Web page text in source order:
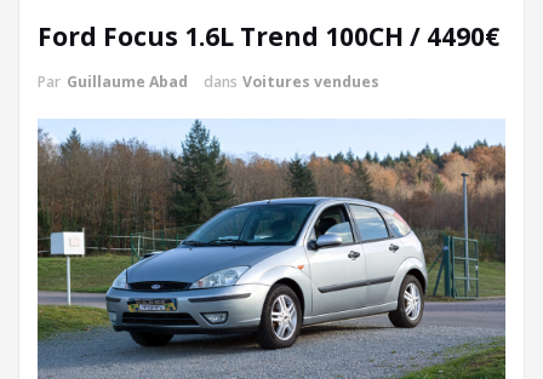
Ford Focus 1.6L Trend 100CH / 4490€
Par Guillaume Abad dans Voitures vendues